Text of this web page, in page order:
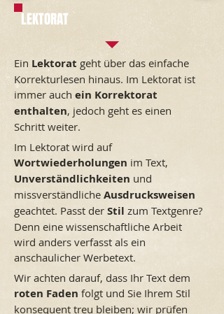
LEKTORAT
Ein Lektorat geht über das einfache
Korrekturlesen hinaus. Im Lektorat ist
immer auch ein Korrektorat
enthalten, jedoch geht es einen
Schritt weiter.
Im Lektorat wird auf
Wortwiederholungen im Text,
Unverständlichkeiten und
missverständliche Ausdrucksweisen
geachtet. Passt der Stil zum Textgenre?
Denn eine wissenschaftliche Arbeit
wird anders verfasst als ein
anschaulicher Werbetext.
Wir achten darauf, dass Ihr Text dem
roten Faden folgt und Sie Ihrem Stil
konsequent treu bleiben; wir prüfen